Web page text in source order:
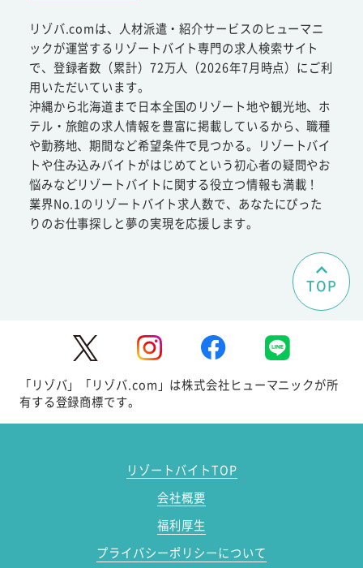
リゾバ.comは、人材派遣・紹介サービスのヒューマニ
ックが運営するリゾートバイト専門の求人検索サイト
で、登録者数（累計）72万人（2026年7月時点）にご利
用いただいています。
沖縄から北海道まで日本全国のリゾート地や観光地、ホ
テル・旅館の求人情報を豊富に掲載しているから、職種
や勤務地、期間など希望条件で見つかる。リゾートバイ
トや住み込みバイトがはじめてという初心者の疑問やお
悩みなどリゾートバイトに関する役立つ情報も満載！
業界No.1のリゾートバイト求人数で、あなたにぴった
りのお仕事探しと夢の実現を応援します。
TOP
「リゾバ」「リゾバ.com」は株式会社ヒューマニックが所
有する登録商標です。
リゾートバイトTOP
会社概要
福利厚生
プライバシーポリシーについて